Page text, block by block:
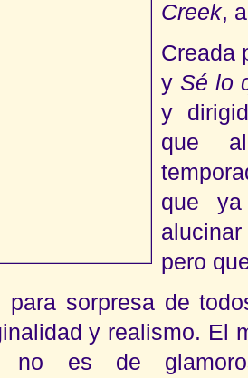
Creek,
Creada
ySé lo
y
que
que
pero
para sorpresa de
y realismo. El
no es de